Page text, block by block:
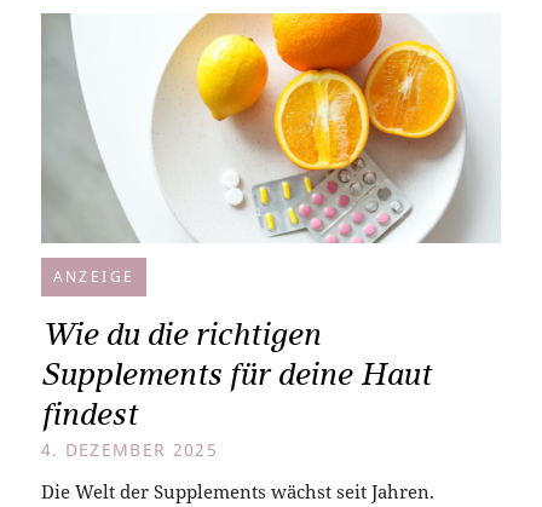
ANZEIGE
Wie du die richtigen
Supplements für deine Haut
findest
4. DEZEMBER 2025
Die Welt der Supplements wächst seit Jahren.